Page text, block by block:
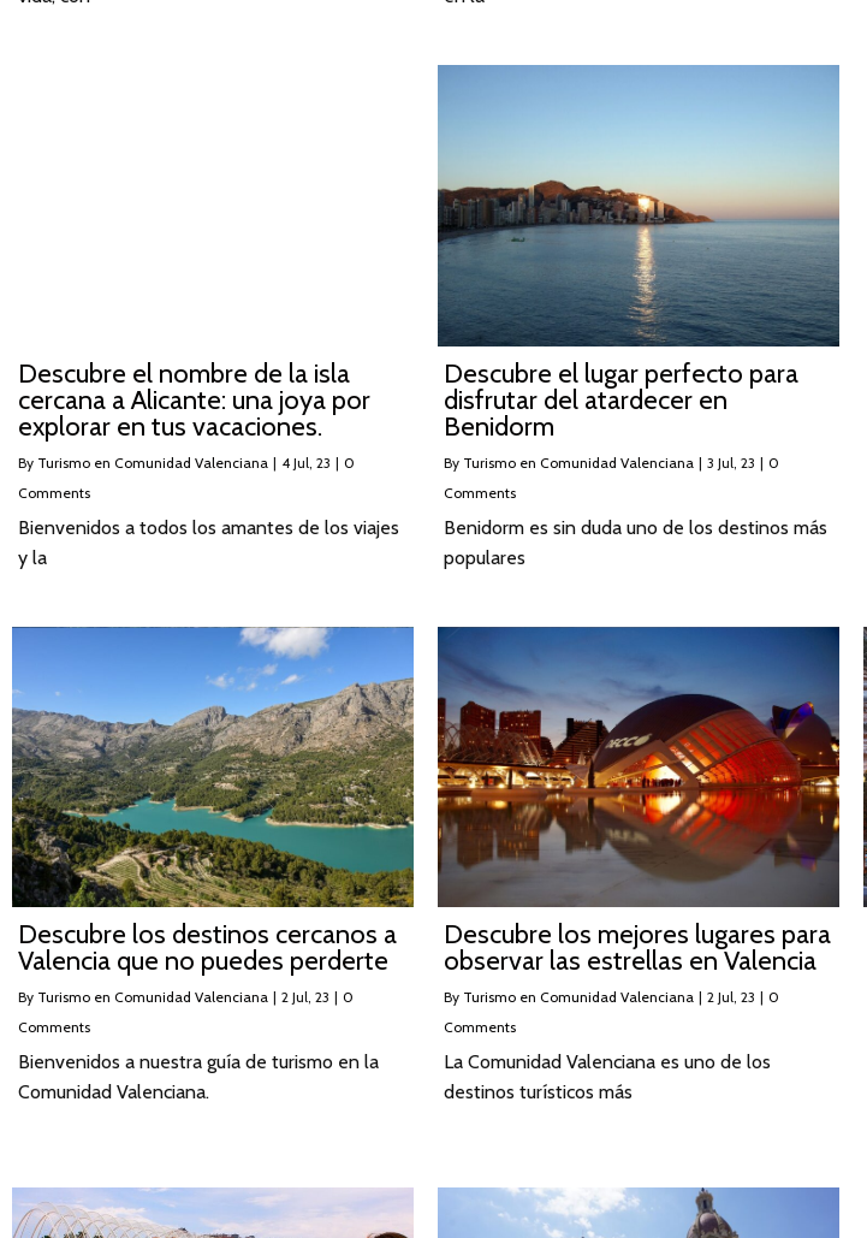
Descubre el nombre de la isla
cercana a Alicante: una joya por
explorar en tus vacaciones.
By Turismo en Comunidad Valenciana | 4 Jul, 23 | 0
Comments
Bienvenidos a todos los amantes de los viajes
y la
Descubre el lugar perfecto para
disfrutar del atardecer en
Benidorm
By Turismo en Comunidad Valenciana | 3 Jul, 23 | 0
Comments
Benidorm es sin duda uno de los destinos más
populares
Descubre los destinos cercanos a
Valencia que no puedes perderte
By Turismo en Comunidad Valenciana | 2 Jul, 23 | 0
Comments
Bienvenidos a nuestra guía de turismo en la
Comunidad Valenciana.
Descubre los mejores lugares para
observar las estrellas en Valencia
By Turismo en Comunidad Valenciana | 2 Jul, 23 | 0
Comments
La Comunidad Valenciana es uno de los
destinos turísticos más